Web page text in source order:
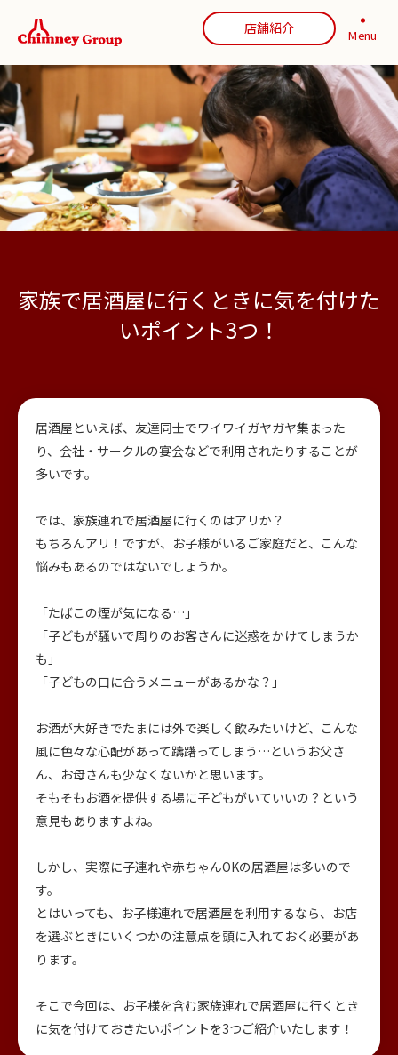
店舗紹介 Menu
家族で居酒屋に行くときに気を付けた
いポイント3つ！
居酒屋といえば、友達同士でワイワイガヤガヤ集まった
り、会社・サークルの宴会などで利用されたりすることが
多いです。
では、家族連れで居酒屋に行くのはアリか？
もちろんアリ！ですが、お子様がいるご家庭だと、こんな
悩みもあるのではないでしょうか。
「たばこの煙が気になる…」
「子どもが騒いで周りのお客さんに迷惑をかけてしまうか
も」
「子どもの口に合うメニューがあるかな？」
お酒が大好きでたまには外で楽しく飲みたいけど、こんな
風に色々な心配があって躊躇ってしまう…というお父さ
ん、お母さんも少なくないかと思います。
そもそもお酒を提供する場に子どもがいていいの？という
意見もありますよね。
しかし、実際に子連れや赤ちゃんOKの居酒屋は多いので
す。
とはいっても、お子様連れで居酒屋を利用するなら、お店
を選ぶときにいくつかの注意点を頭に入れておく必要があ
ります。
そこで今回は、お子様を含む家族連れで居酒屋に行くとき
に気を付けておきたいポイントを3つご紹介いたします！